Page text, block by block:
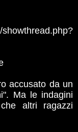
accusato da un
Ma le indagini
altri ragazzi